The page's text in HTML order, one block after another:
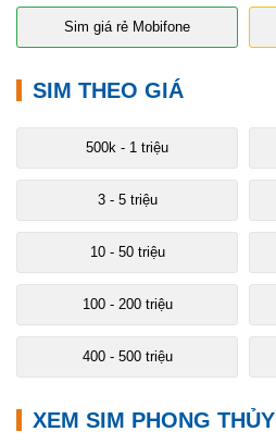
Sim giá rẻ Mobifone
SIM THEO GIÁ
500k - 1 triệu
3 - 5 triệu
10 - 50 triệu
100 - 200 triệu
400 - 500 triệu
XEM SIM PHONG THỦY